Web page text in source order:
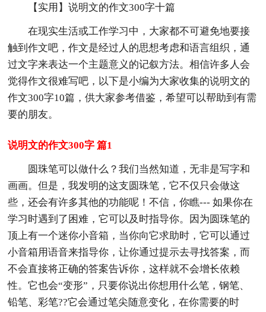
【实用】说明文的作文300字十篇
在现实生活或工作学习中，大家都不可避免地要接
触到作文吧，作文是经过人的思想考虑和语言组织，通
过文字来表达一个主题意义的记叙方法。相信许多人会
觉得作文很难写吧，以下是小编为大家收集的说明文的
作文300字10篇，供大家参考借鉴，希望可以帮助到有需
要的朋友。
说明文的作文300字 篇1
圆珠笔可以做什么？我们当然知道，无非是写字和
画画。但是，我发明的这支圆珠笔，它不仅只会做这
些，还会有许多其他的功能呢！不信，你瞧--- 如果你在
学习时遇到了困难，它可以及时指导你。因为圆珠笔的
顶上有一个迷你小音箱，当你向它求助时，它可以通过
小音箱用语音来指导你，让你通过提示去寻找答案，而
不会直接将正确的答案告诉你，这样就不会增长依赖
性。它也会“变形”，只要你说出你想用什么笔，钢笔、
铅笔、彩笔??它会通过笔尖随意变化，在你需要的时